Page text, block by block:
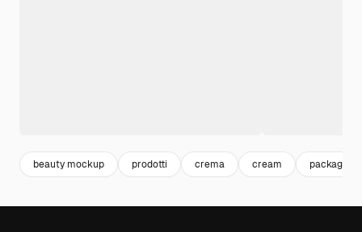
beauty mockup prodotti crema cream packaging